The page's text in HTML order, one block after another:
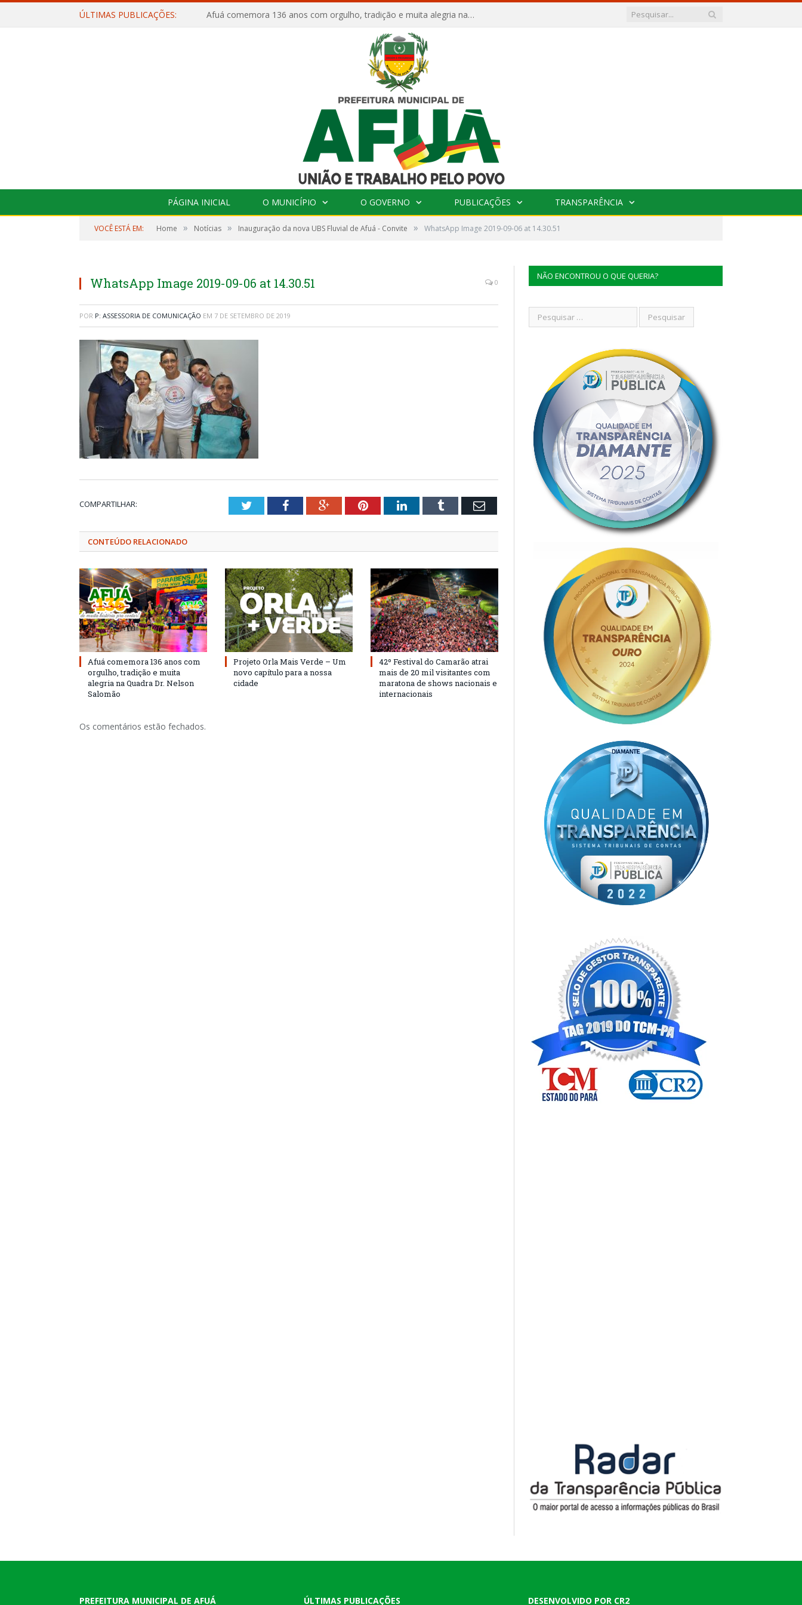
ÚLTIMAS PUBLICAÇÕES: Afuá comemora 136 anos com orgulho, tradição e muita alegria na Quadra Dr. Nelson Salomão
PÁGINA INICIAL O MUNICÍPIO O GOVERNO PUBLICAÇÕES TRANSPARÊNCIA
VOCÊ ESTÁ EM: Home » Notícias » Inauguração da nova UBS Fluvial de Afuá - Convite » WhatsApp Image 2019-09-06 at 14.30.51
WhatsApp Image 2019-09-06 at 14.30.51 0
POR P: ASSESSORIA DE COMUNICAÇÃO EM 7 DE SETEMBRO DE 2019
COMPARTILHAR: TwitterFacebookGoogle+PinterestLinkedInTumblr Email
CONTEÚDO RELACIONADO
Afuá comemora 136 anos com
orgulho, tradição e muita
alegria na Quadra Dr. Nelson
Salomão
Projeto Orla Mais Verde – Um
novo capítulo para a nossa
cidade
42º Festival do Camarão atrai
mais de 20 mil visitantes com
maratona de shows nacionais e
internacionais
Os comentários estão fechados.
NÃO ENCONTROU O QUE QUERIA?
PREFEITURA MUNICIPAL DE AFUÁ ÚLTIMAS PUBLICAÇÕES DESENVOLVIDO POR CR2